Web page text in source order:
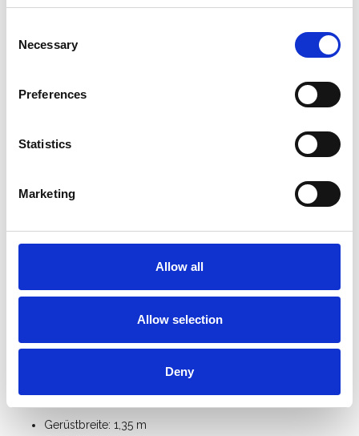
Selection
Necessary
Preferences
Statistics
Marketing
Allow all
Allow selection
Deny
Carbonbelag. Eine
Plattform mit Carbonboden ist 25%
und Außenbereich
Das ASC Universal-Rollgerüst mit Streben ist standard
25 cm höhenverstellbar sind.
Schneller Auf- und Abbau durch den
innovativen
mit integrierter Aushebesicherung.
Bordbrettsatzausgestattet, der verhindert, dass
Materialien oder Werkzeuge von die Plattform fallen.
Mit zusätzlichenGerüstteilenkönnen Sie dieses Universal-
Klicken Sie hier für dieAnleitung des ASC Universal-
Spezifikationen:
Gerüstbreite: 1,35 m